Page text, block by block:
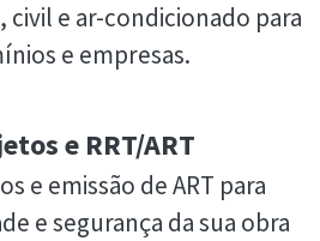
e ar-condicionado para
e empresas.
e RRT/ART
e emissão de ART para
e segurança da sua obra